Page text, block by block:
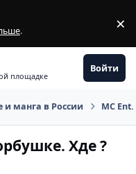
. ×
площадке
Войти
и манга в России MC
Хде ?